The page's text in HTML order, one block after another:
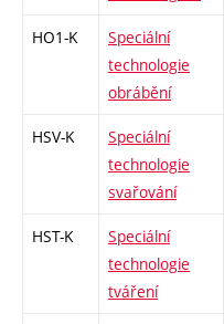
HO1-K
Speciální
technologie
obrábění
HSV-K
Speciální
technologie
svařování
HST-K
Speciální
technologie
tváření